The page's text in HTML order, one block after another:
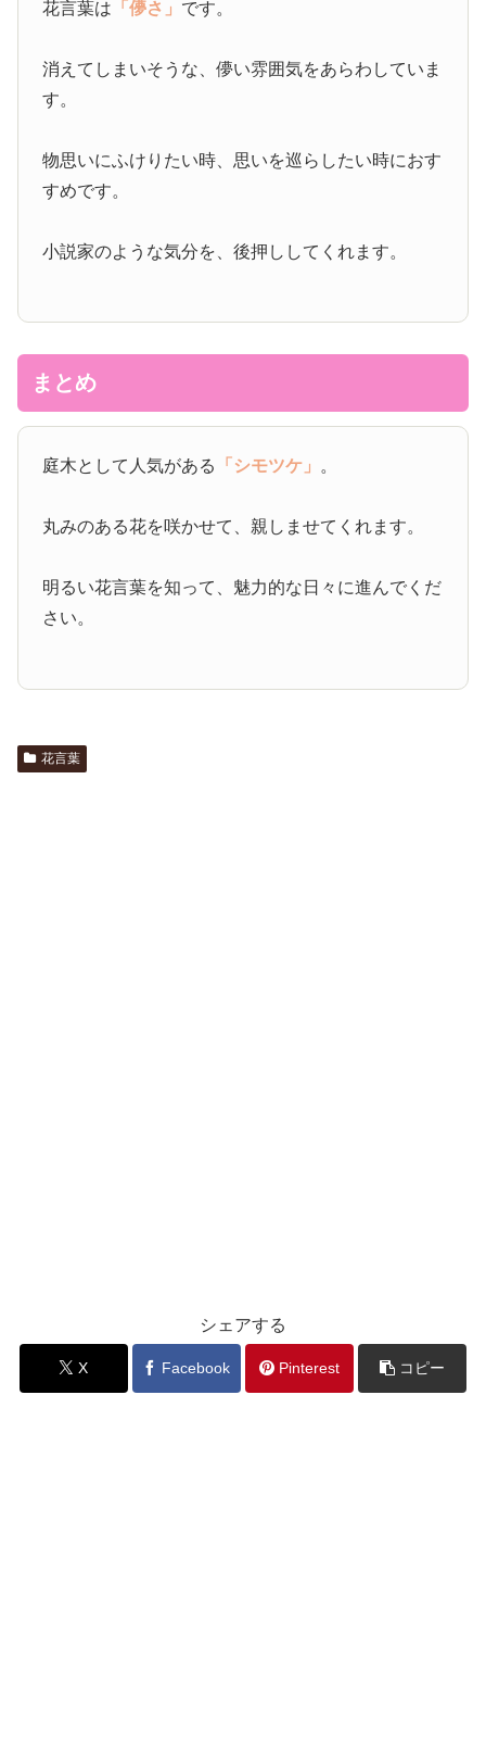
花言葉は 「儚さ」 です。
消えてしまいそうな、儚い雰囲気をあらわしていま
す。
物思いにふけりたい時、思いを巡らしたい時におす
すめです。
小説家のような気分を、後押ししてくれます。
まとめ
庭木として人気がある 「シモツケ」 。
丸みのある花を咲かせて、親しませてくれます。
明るい花言葉を知って、魅力的な日々に進んでくだ
さい。
花言葉
シェアする
X Facebook Pinterest コピー